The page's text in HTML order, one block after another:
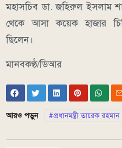
মহাসচিব ডা. জহিরুল ইসলাম
থেকে আসা কয়েক হাজার
ছিলেন।
মানবকণ্ঠ/ডিআর
আরও পড়ুন প্রধানমন্ত্রী তারেক রহমান